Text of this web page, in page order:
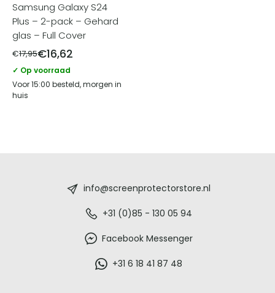
Samsung Galaxy S24
Plus – 2-pack – Gehard
glas – Full Cover
€17,95€16,62
✓ Op voorraad
Voor 15:00 besteld, morgen in
huis
info@screenprotectorstore.nl
+31 (0)85 - 130 05 94
Facebook Messenger
+31 6 18 41 87 48